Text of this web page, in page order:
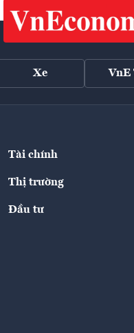
Xe VnE
Tài chính
Thị trường
Đầu tư